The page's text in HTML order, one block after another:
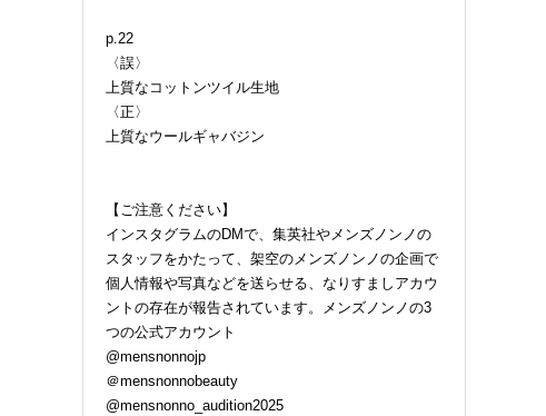
p.22
〈誤〉
上質なコットンツイル生地
〈正〉
上質なウールギャバジン
【ご注意ください】
インスタグラムのDMで、集英社やメンズノンノの
スタッフをかたって、架空のメンズノンノの企画で
個人情報や写真などを送らせる、なりすましアカウ
ントの存在が報告されています。メンズノンノの3
つの公式アカウント
@mensnonnojp
＠mensnonnobeauty
@mensnonno_audition2025